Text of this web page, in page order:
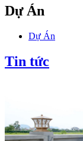
Dự Án
Dự Án
Tin tức